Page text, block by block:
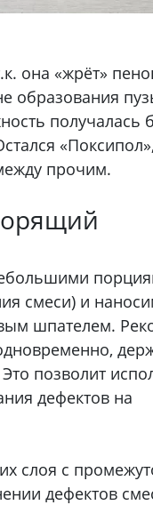
она «жрёт»
образования
получалась
прочим.
смеси) и
шпателем.
позволит
дефектов на
слоя с
дефектов